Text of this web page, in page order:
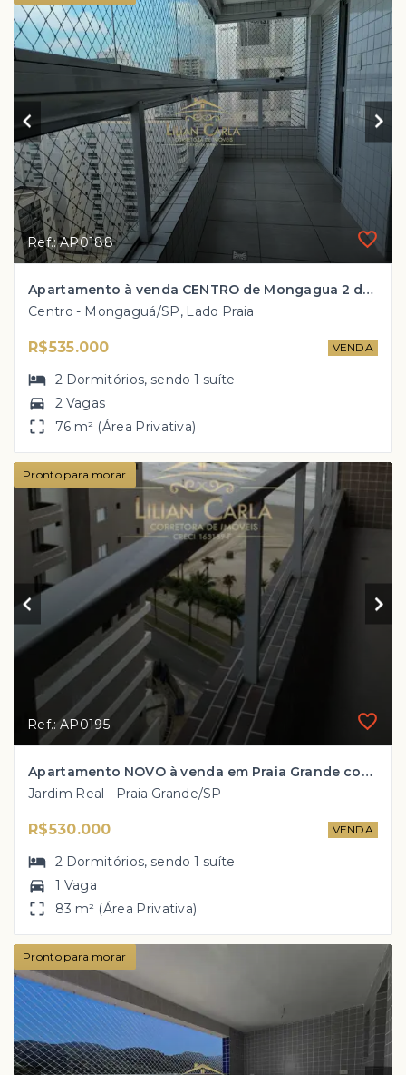
Ref.: AP0188
Apartamento à venda CENTRO de Mongagua 2 dorm, 1 suite, 2 vagas e Sacada com vista parcial do mar por apenas R$ 535 mil!
Centro - Mongaguá/SP, Lado Praia
R$535.000 VENDA
2 Dormitórios, sendo1 suíte
2 Vagas
76 m² (Área Privativa)
Pronto para morar
Ref.: AP0195
Apartamento NOVO à venda em Praia Grande com 2 dorm, 1 suíte + terraço gourmet no valor de R$ 530 mil!
Jardim Real - Praia Grande/SP
R$530.000 VENDA
2 Dormitórios, sendo1 suíte
1 Vaga
83 m² (Área Privativa)
Pronto para morar